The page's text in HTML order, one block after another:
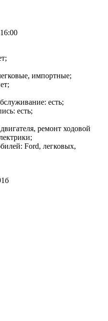
импортные;
есть;
есть;
ремонт ходовой
Ford, легковых,